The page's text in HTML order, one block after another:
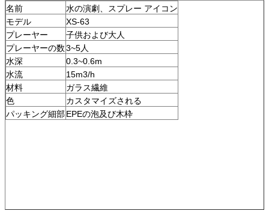
名前
水の演劇、スプレー アイコン
モデル
XS-63
プレーヤー
子供および大人
プレーヤーの数3~5人
水深
0.3~0.6m
水流
15m3/h
材料
ガラス繊維
色
カスタマイズされる
パッキング細部EPEの泡及び木枠